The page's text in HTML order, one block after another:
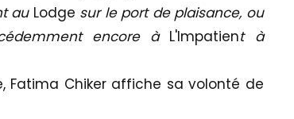
au Lodge sur le port de plaisance, ou
encore à L'Impatient à
Fatima Chiker affiche sa volonté de